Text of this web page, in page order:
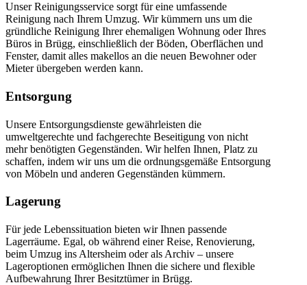
Unser Reinigungsservice sorgt für eine umfassende
Reinigung nach Ihrem Umzug. Wir kümmern uns um die
gründliche Reinigung Ihrer ehemaligen Wohnung oder Ihres
Büros in Brügg, einschließlich der Böden, Oberflächen und
Fenster, damit alles makellos an die neuen Bewohner oder
Mieter übergeben werden kann.
Entsorgung
Unsere Entsorgungsdienste gewährleisten die
umweltgerechte und fachgerechte Beseitigung von nicht
mehr benötigten Gegenständen. Wir helfen Ihnen, Platz zu
schaffen, indem wir uns um die ordnungsgemäße Entsorgung
von Möbeln und anderen Gegenständen kümmern.
Lagerung
Für jede Lebenssituation bieten wir Ihnen passende
Lagerräume. Egal, ob während einer Reise, Renovierung,
beim Umzug ins Altersheim oder als Archiv – unsere
Lageroptionen ermöglichen Ihnen die sichere und flexible
Aufbewahrung Ihrer Besitztümer in Brügg.